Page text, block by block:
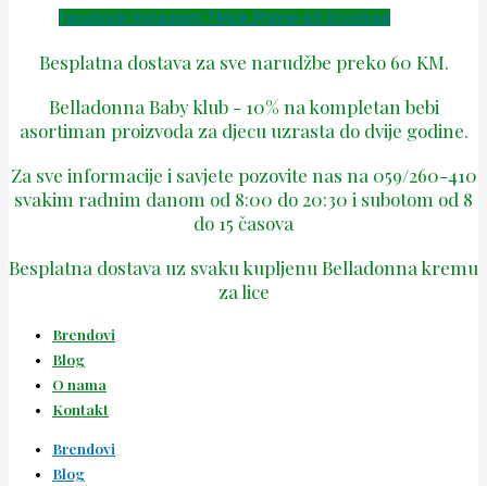
Facebook Instagram Tiktok Phone-alt Envelope
Besplatna dostava za sve narudžbe preko 60 KM.
Belladonna Baby klub - 10% na kompletan bebi
asortiman proizvoda za djecu uzrasta do dvije godine.
Za sve informacije i savjete pozovite nas na 059/260-410
svakim radnim danom od 8:00 do 20:30 i subotom od 8
do 15 časova
Besplatna dostava uz svaku kupljenu Belladonna kremu
za lice
Brendovi
Blog
O nama
Kontakt
Brendovi
Blog